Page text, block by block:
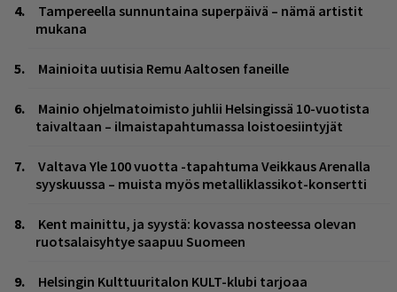
Tampereella sunnuntaina superpäivä – nämä artistit
mukana
Mainioita uutisia Remu Aaltosen faneille
Mainio ohjelmatoimisto juhlii Helsingissä 10-vuotista
taivaltaan – ilmaistapahtumassa loistoesiintyjät
Valtava Yle 100 vuotta -tapahtuma Veikkaus Arenalla
syyskuussa – muista myös metalliklassikot-konsertti
Kent mainittu, ja syystä: kovassa nosteessa olevan
ruotsalaisyhtye saapuu Suomeen
Helsingin Kulttuuritalon KULT-klubi tarjoaa